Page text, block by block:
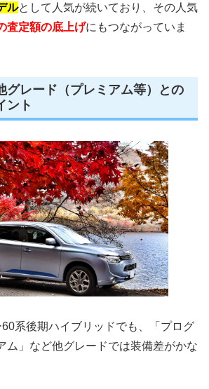
ルとして人気が続いており、その人気
査定額の底上げにもつながっていま
グレード（プレミアム等）との
ント
系後期ハイブリッドでも、「プログ
ム」など他グレードでは装備差がかな